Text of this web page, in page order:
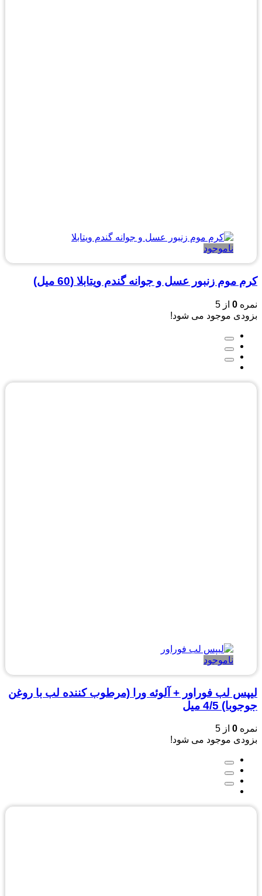
ناموجود
کرم موم زنبور عسل و جوانه گندم ویتابلا (60 میل)
نمره 0 از 5
بزودی موجود می شود!
ناموجود
لیپس لب فوراور + آلوئه ورا (مرطوب کننده لب با روغن
جوجوبا) 4/5 میل
نمره 0 از 5
بزودی موجود می شود!